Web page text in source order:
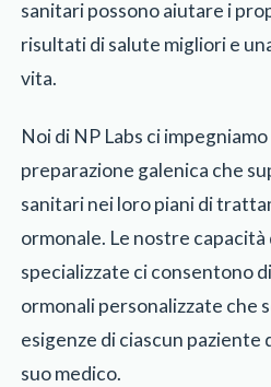
sanitari possono aiutare i
risultati di salute migliori e
vita.
Noi di NP Labs ci
preparazione galenica che
sanitari nei loro piani di
ormonale. Le nostre capacità
specializzate ci consentono
ormonali personalizzate che
esigenze di ciascun
suo medico.